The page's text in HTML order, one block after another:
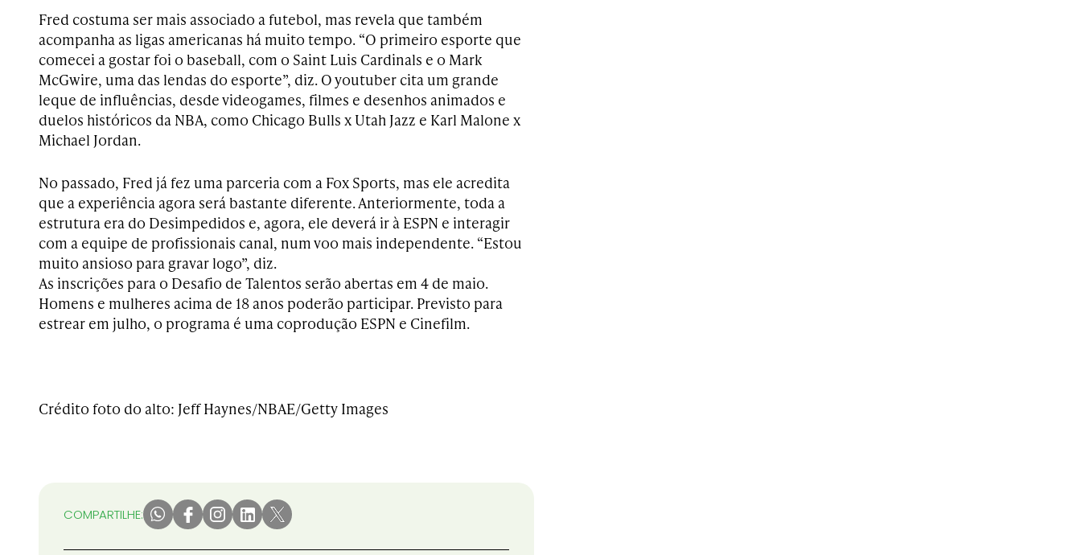
Fred costuma ser mais associado a futebol, mas revela que também
acompanha as ligas americanas há muito tempo. “O primeiro esporte que
comecei a gostar foi o baseball, com o Saint Luis Cardinals e o Mark
McGwire, uma das lendas do esporte”, diz. O youtuber cita um grande
leque de influências, desde videogames, filmes e desenhos animados e
duelos históricos da NBA, como Chicago Bulls x Utah Jazz e Karl Malone x
Michael Jordan.
No passado, Fred já fez uma parceria com a Fox Sports, mas ele acredita
que a experiência agora será bastante diferente. Anteriormente, toda a
estrutura era do Desimpedidos e, agora, ele deverá ir à ESPN e interagir
com a equipe de profissionais canal, num voo mais independente. “Estou
muito ansioso para gravar logo”, diz.
As inscrições para o Desafio de Talentos serão abertas em 4 de maio.
Homens e mulheres acima de 18 anos poderão participar. Previsto para
estrear em julho, o programa é uma coprodução ESPN e Cinefilm.
Crédito foto do alto: Jeff Haynes/NBAE/Getty Images
COMPARTILHE: